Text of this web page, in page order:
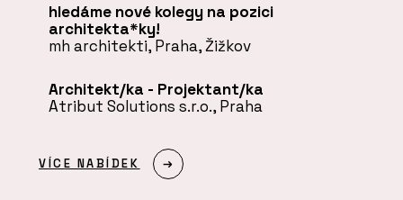
hledáme nové kolegy na pozici
architekta*ky!
mh architekti, Praha, Žižkov
Architekt/ka - Projektant/ka
Atribut Solutions s.r.o., Praha
VÍCE NABÍDEK